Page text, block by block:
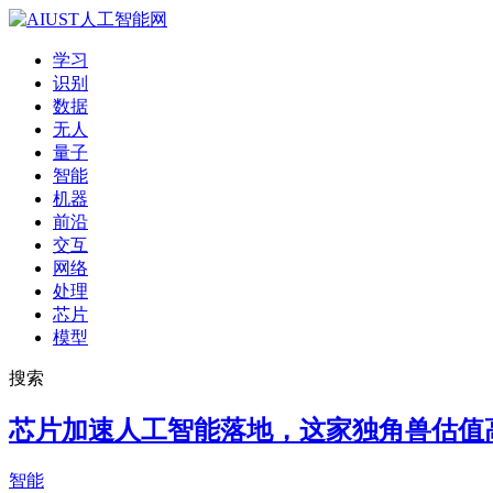
学习
识别
数据
无人
量子
智能
机器
前沿
交互
网络
处理
芯片
模型
搜索
芯片加速人工智能落地，这家独角兽估值
智能